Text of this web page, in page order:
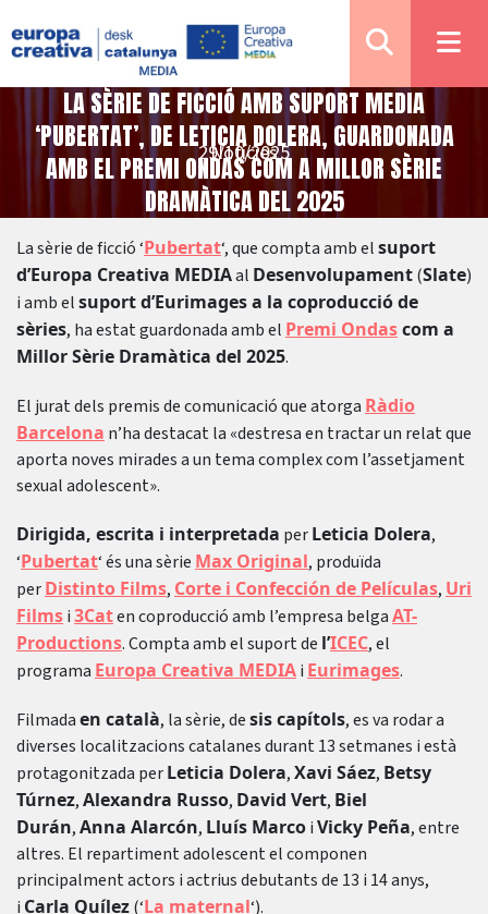
Notícies
LA SÈRIE DE FICCIÓ AMB SUPORT MEDIA
‘PUBERTAT’, DE LETICIA DOLERA, GUARDONADA
AMB EL PREMI ONDAS COM A MILLOR SÈRIE
DRAMÀTICA DEL 2025
29/10/2025
La sèrie de ficció ‘Pubertat‘, que compta amb elsuport
d’Europa Creativa MEDIAal Desenvolupament(Slate)
i amb elsuport d’Eurimages a la coproducció de
sèries, ha estat guardonada amb el Premi Ondascom a
Millor Sèrie Dramàtica del 2025.
El jurat dels premis de comunicació que atorga Ràdio
Barcelona n’ha destacat la «destresa en tractar un relat que
aporta noves mirades a un tema complex com l’assetjament
sexual adolescent».
Dirigida, escrita i interpretada perLeticia Dolera,
‘Pubertat‘ és una sèrie Max Original, produïda
perDistinto Films, Corte i Confección de Películas, Uri
Filmsi3Caten coproducció amb l’empresa belgaAT-
Productions. Compta amb el suport de l’ICEC, el
programa Europa Creativa MEDIAi Eurimages.
Filmadaen català, la sèrie, desis capítols, es va rodar a
diverses localitzacions catalanes durant 13 setmanes i està
protagonitzada perLeticia Dolera,Xavi Sáez, Betsy
Túrnez,Alexandra Russo, David Vert, Biel
Durán,Anna Alarcón, Lluís MarcoiVicky Peña, entre
altres. El repartiment adolescent el componen
principalment actors i actrius debutants de 13 i 14 anys,
i Carla Quílez(‘La maternal‘).